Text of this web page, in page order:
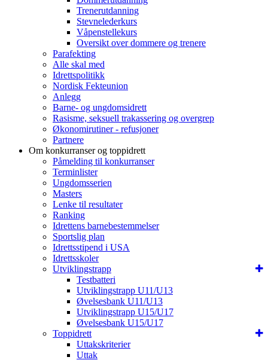
Trenerutdanning
Stevnelederkurs
Våpenstellekurs
Oversikt over dommere og trenere
Parafekting
Alle skal med
Idrettspolitikk
Nordisk Fekteunion
Anlegg
Barne- og ungdomsidrett
Rasisme, seksuell trakassering og overgrep
Økonomirutiner - refusjoner
Partnere
Om konkurranser og toppidrett
Påmelding til konkurranser
Terminlister
Ungdomsserien
Masters
Lenke til resultater
Ranking
Idrettens barnebestemmelser
Sportslig plan
Idrettsstipend i USA
Idrettsskoler
Utviklingstrapp
Testbatteri
Utviklingstrapp U11/U13
Øvelsesbank U11/U13
Utviklingstrapp U15/U17
Øvelsesbank U15/U17
Toppidrett
Uttakskriterier
Uttak